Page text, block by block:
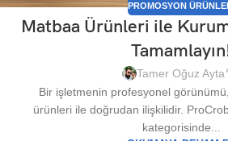
PROMOSYON
Matbaa Ürünleri ile
Tamer Oğuz Ayta
Bir işletmenin profesyonel
ürünleri ile doğrudan ilişkilidir.
kategorisinde...